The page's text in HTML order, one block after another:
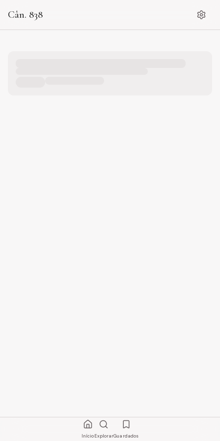
Cân. 838
InícioExplorarGuardados